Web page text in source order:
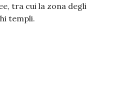
tra cui la zona degli
templi.